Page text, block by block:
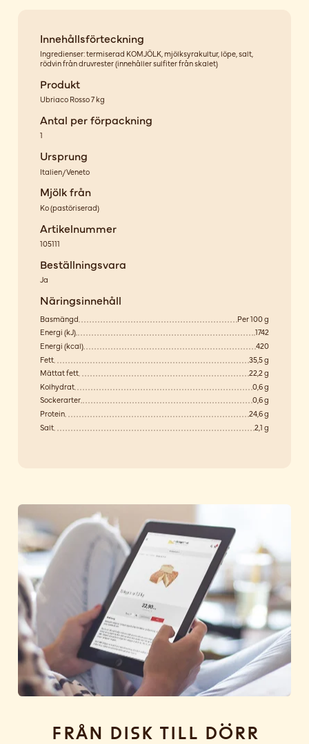
Innehållsförteckning
Ingredienser: termiserad KOMJÖLK, mjölksyrakultur, löpe, salt,
rödvin från druvrester (innehåller sulfiter från skalet)
Produkt
Ubriaco Rosso 7 kg
Antal per förpackning
1
Ursprung
Italien/Veneto
Mjölk från
Ko(pastöriserad)
Artikelnummer
105111
Beställningsvara
Ja
Näringsinnehåll
Basmängd
Per 100 g
Energi (kJ)
1742
Energi (kcal)
420
Fett
35,5 g
Mättat fett
22,2 g
Kolhydrat
0,6 g
Sockerarter
0,6 g
Protein
24,6 g
Salt
2,1 g
Från disk till dörr